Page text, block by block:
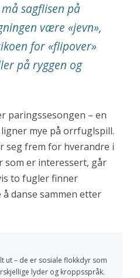
sagflisen på
være «jevn»,
for «flipover»
på ryggen og
paringssesongen – en
mye på orrfuglspill.
seg frem for hverandre i
som er interessert, går
to fugler finner
danse sammen etter
ut – de er sosiale flokkdyr som
lyder og kroppsspråk.